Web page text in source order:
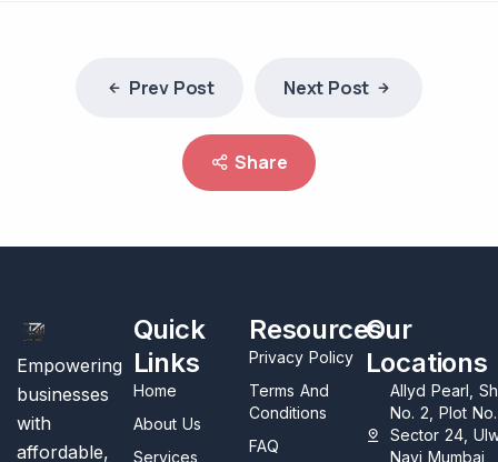
Prev Post Next Post
Share
Empowering
businesses
with
affordable,
Quick
Links
Home
About Us
Services
Resources
Privacy Policy
Terms And
Conditions
FAQ
Our
Locations
Allyd Pearl,
No. 2, Plot
Sector 24,
Navi Mumbai,